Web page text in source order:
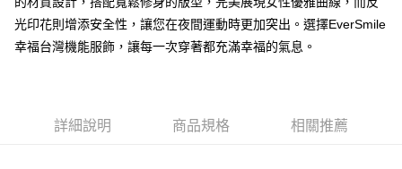
萊爾富取貨付款
7-11取貨付款
光印花則增添安全性，讓您在夜間運動時更加突出。選擇EverSmile
幸福台灣機能服飾，讓每一次穿著都充滿幸福的氣息。
詳細說明 商品規格 相關推薦